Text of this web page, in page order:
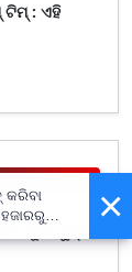
ଟିମ୍ : ଏହି
View More
ନୂଆ ମୁଦ୍ରା
×
କରିବା